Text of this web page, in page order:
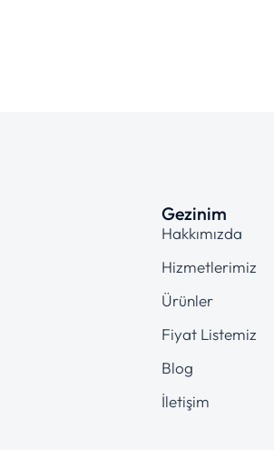
Gezinim
Hakkımızda
Hizmetlerimiz
Ürünler
Fiyat Listemiz
Blog
İletişim